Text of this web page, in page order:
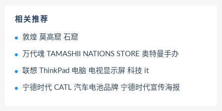
相关推荐
敦煌 莫高窟 石窟
万代魂 TAMASHII NATIONS STORE 奥特曼手办
联想 ThinkPad 电脑 电视显示屏 科技 it
宁德时代 CATL 汽车电池品牌 宁德时代宣传海报